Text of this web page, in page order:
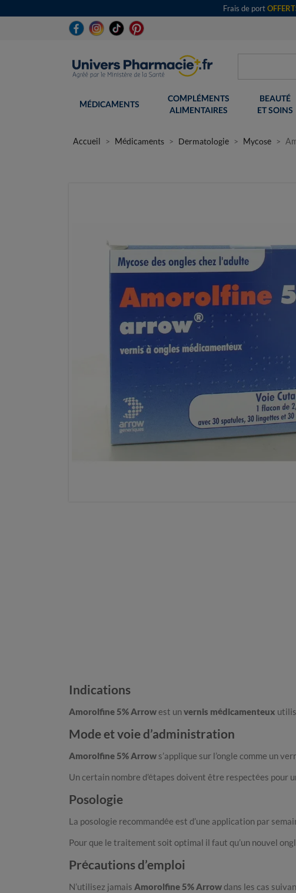
Frais de port
MÉDICAMENTS
COMPLÉMENTS
ALIMENTAIRES
BEAUTÉ
ET SOINS
Accueil Médicaments Dermatologie Mycose
Indications
Amorolfine 5% Arrowest unvernis médicamenteux
Mode et voie d’administration
Amorolfine 5% Arrow s’applique sur l’ongle comme un
Un certain nombre d’étapes doivent être respectées pour
Posologie
La posologie recommandée est d’une application par
Pour que le traitement soit optimal il faut qu’un nouvel
Précautions d’emploi
N’utilisez jamais Amorolfine 5% Arrowdans les cas